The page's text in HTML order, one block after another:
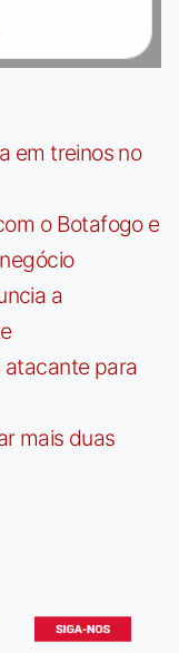
em treinos no
o Botafogo e
a
atacante para
mais duas